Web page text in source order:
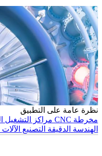
نظرة عامة على التطبيق
مخرطة CNC
مراكز التشغيل
الهندسة الدقيقة التصنيع